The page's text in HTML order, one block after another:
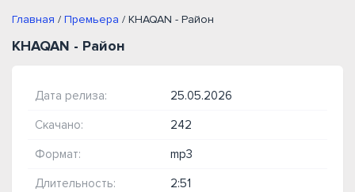
Главная / Премьера / KHAQAN - Район
KHAQAN - Район
Дата релиза: 25.05.2026
Скачано: 242
Формат: mp3
Длительность: 2:51